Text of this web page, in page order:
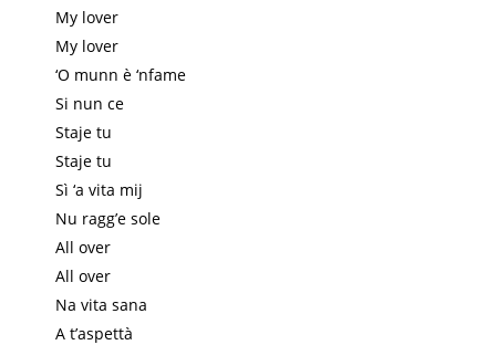
My lover
My lover
‘O munn è ‘nfame
Si nun ce
Staje tu
Staje tu
Sì ‘a vita mij
Nu ragg’e sole
All over
All over
Na vita sana
A t’aspettà